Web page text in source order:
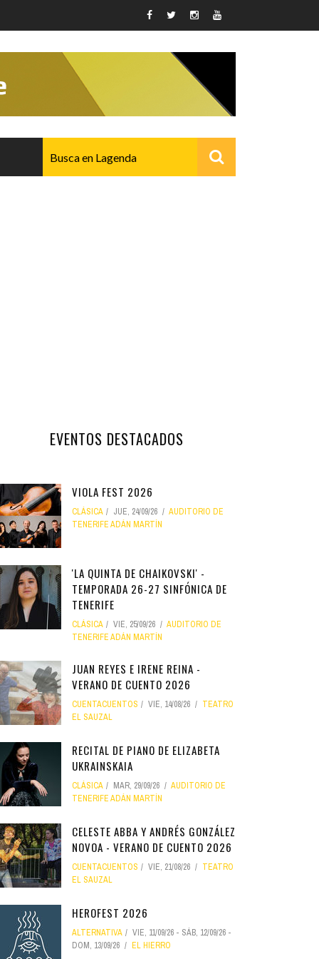
EVENTOS DESTACADOS
VIOLA FEST 2026
CLÁSICA JUE, 24/09/26
AUDITORIO DE
TENERIFE ADÁN MARTÍN
'LA QUINTA DE CHAIKOVSKI' -
TEMPORADA 26-27 SINFÓNICA DE
TENERIFE
CLÁSICA VIE, 25/09/26
AUDITORIO DE
TENERIFE ADÁN MARTÍN
JUAN REYES E IRENE REINA -
VERANO DE CUENTO 2026
CUENTACUENTOS VIE, 14/08/26
TEATRO
EL SAUZAL
RECITAL DE PIANO DE ELIZABETA
UKRAINSKAIA
CLÁSICA MAR, 29/09/26
AUDITORIO DE
TENERIFE ADÁN MARTÍN
CELESTE ABBA Y ANDRÉS GONZÁLEZ
NOVOA - VERANO DE CUENTO 2026
CUENTACUENTOS VIE, 21/08/26
TEATRO
EL SAUZAL
HEROFEST 2026
ALTERNATIVA VIE, 11/09/26 - SÁB, 12/09/26 -
DOM, 13/09/26
EL HIERRO